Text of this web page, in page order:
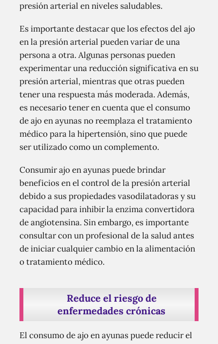
presión arterial en niveles saludables.
Es importante destacar que los efectos del ajo
en la presión arterial pueden variar de una
persona a otra. Algunas personas pueden
experimentar una reducción significativa en su
presión arterial, mientras que otras pueden
tener una respuesta más moderada. Además,
es necesario tener en cuenta que el consumo
de ajo en ayunas no reemplaza el tratamiento
médico para la hipertensión, sino que puede
ser utilizado como un complemento.
Consumir ajo en ayunas puede brindar
beneficios en el control de la presión arterial
debido a sus propiedades vasodilatadoras y su
capacidad para inhibir la enzima convertidora
de angiotensina. Sin embargo, es importante
consultar con un profesional de la salud antes
de iniciar cualquier cambio en la alimentación
o tratamiento médico.
Reduce el riesgo de
enfermedades crónicas
El consumo de ajo en ayunas puede reducir el